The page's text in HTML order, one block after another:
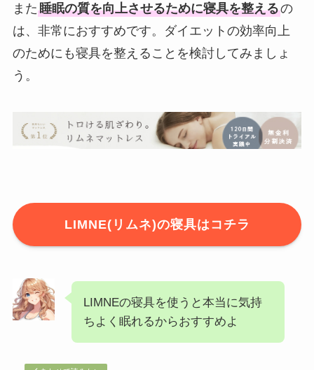
また睡眠の質を向上させるために寝具を整えるの
は、非常におすすめです。ダイエットの効率向上
のためにも寝具を整えることを検討してみましょ
う。
LIMNE(リムネ)の寝具はコチラ
LIMNEの寝具を使うと本当に気持
ちよく眠れるからおすすめよ